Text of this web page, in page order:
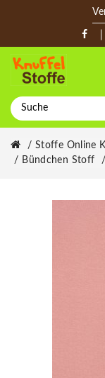
Stoffe Online
Bündchen Stoff